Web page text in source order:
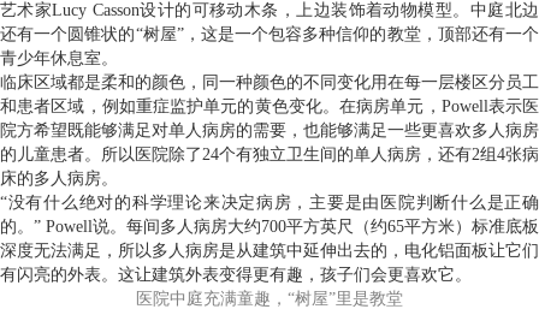
艺术家Lucy Casson设计的可移动木条，上边装饰着动物模型。中庭北边
还有一个圆锥状的“树屋”，这是一个包容多种信仰的教堂，顶部还有一个
青少年休息室。
临床区域都是柔和的颜色，同一种颜色的不同变化用在每一层楼区分员工
和患者区域，例如重症监护单元的黄色变化。在病房单元，Powell表示医
院方希望既能够满足对单人病房的需要，也能够满足一些更喜欢多人病房
的儿童患者。所以医院除了24个有独立卫生间的单人病房，还有2组4张病
床的多人病房。
“没有什么绝对的科学理论来决定病房，主要是由医院判断什么是正确
的。” Powell说。每间多人病房大约700平方英尺（约65平方米）标准底板
深度无法满足，所以多人病房是从建筑中延伸出去的，电化铝面板让它们
有闪亮的外表。这让建筑外表变得更有趣，孩子们会更喜欢它。
医院中庭充满童趣，“树屋”里是教堂